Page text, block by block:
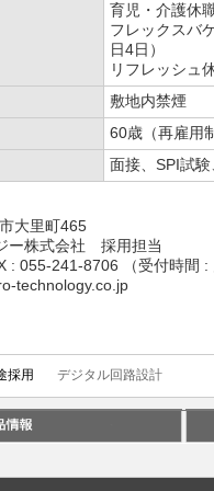
育児・介護休
フレックスバ
日4日）
リフレッシュ
敷地内禁煙
60歳（再雇用
面接、SPI試
大里町465
ー株式会社 採用担当
055-241-8706 （受付時間 :
technology.co.jp
採用 デジタル回路設計